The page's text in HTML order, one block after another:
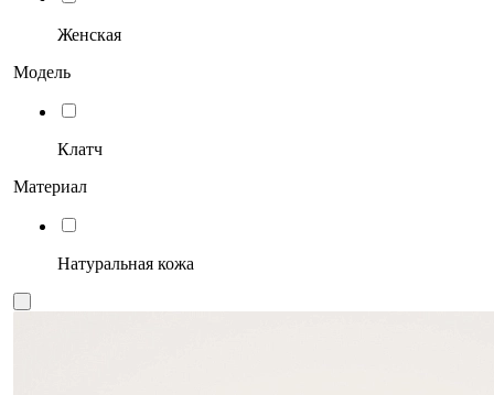
Женская
Модель
Клатч
Материал
Натуральная кожа